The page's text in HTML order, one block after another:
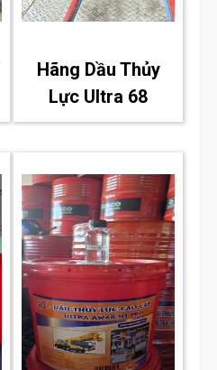
Hãng Dầu Thủy
Lực Ultra 68